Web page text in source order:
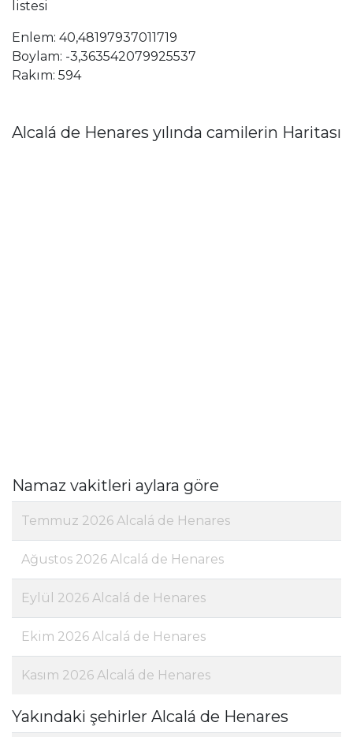
listesi
Enlem: 40,48197937011719
Boylam: -3,363542079925537
Rakım: 594
Alcalá de Henares yılında camilerin Haritası
Namaz vakitleri aylara göre
Temmuz 2026 Alcalá de Henares
Ağustos 2026 Alcalá de Henares
Eylül 2026 Alcalá de Henares
Ekim 2026 Alcalá de Henares
Kasım 2026 Alcalá de Henares
Yakındaki şehirler Alcalá de Henares